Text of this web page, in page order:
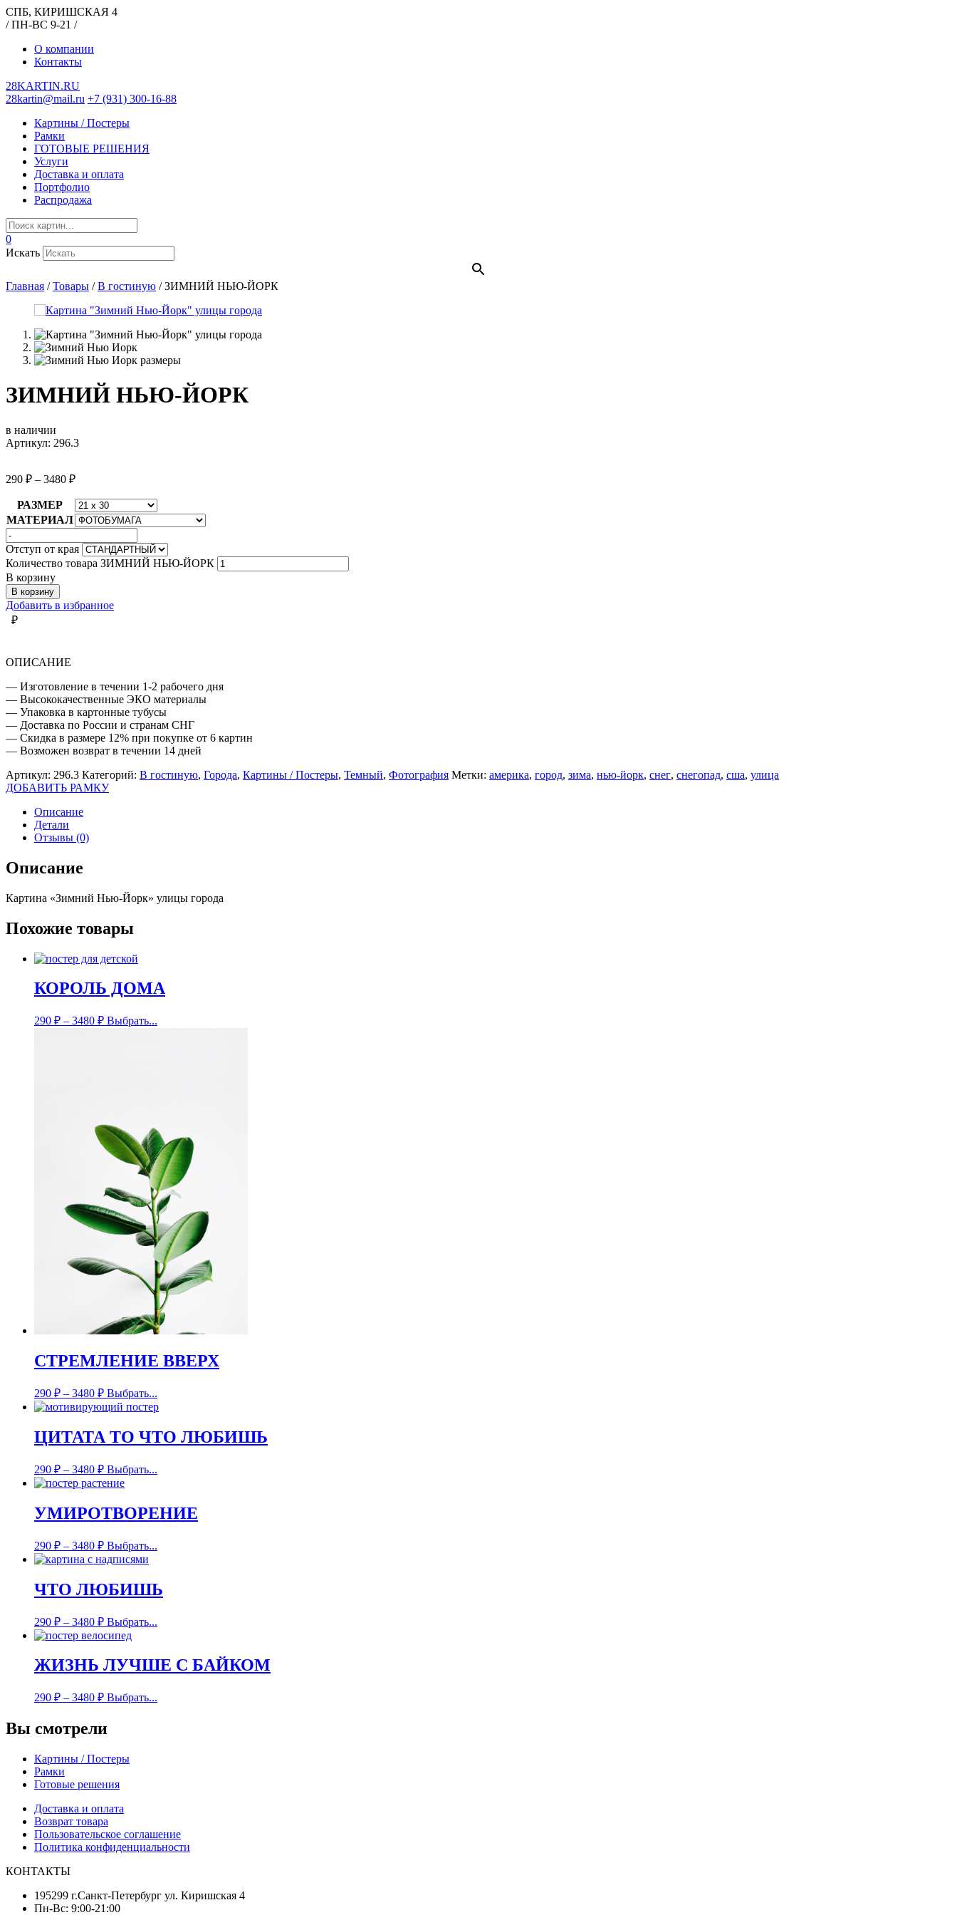
СПБ, КИРИШСКАЯ 4
/ ПН-ВС 9-21 /
О компании
Контакты
28KARTIN.RU
28kartin@mail.ru +7 (931) 300-16-88
Картины / Постеры
Рамки
ГОТОВЫЕ РЕШЕНИЯ
Услуги
Доставка и оплата
Портфолио
Распродажа
0
Искать
Главная /Товары /В гостиную /ЗИМНИЙ НЬЮ-ЙОРК
ЗИМНИЙ НЬЮ-ЙОРК
в наличии
Артикул: 296.3
290 ₽ – 3480 ₽
РАЗМЕР
МАТЕРИАЛ
Отступ от края
Количество товара ЗИМНИЙ НЬЮ-ЙОРК
В корзину
В корзину
Добавить в избранное
₽
ОПИСАНИЕ
— Изготовление в течении 1-2 рабочего дня
— Высококачественные ЭКО материалы
— Упаковка в картонные тубусы
— Доставка по России и странам СНГ
— Скидка в размере 12% при покупке от 6 картин
— Возможен возврат в течении 14 дней
Артикул: 296.3 Категорий: В гостиную, Города, Картины / Постеры, Темный, Фотография Метки: америка, город, зима, нью-йорк, снег, снегопад, сша, улица
ДОБАВИТЬ РАМКУ
Описание
Детали
Отзывы (0)
Описание
Картина «Зимний Нью-Йорк» улицы города
Похожие товары
КОРОЛЬ ДОМА
290 ₽ – 3480 ₽ Выбрать...
СТРЕМЛЕНИЕ ВВЕРХ
290 ₽ – 3480 ₽ Выбрать...
ЦИТАТА ТО ЧТО ЛЮБИШЬ
290 ₽ – 3480 ₽ Выбрать...
УМИРОТВОРЕНИЕ
290 ₽ – 3480 ₽ Выбрать...
ЧТО ЛЮБИШЬ
290 ₽ – 3480 ₽ Выбрать...
ЖИЗНЬ ЛУЧШЕ С БАЙКОМ
290 ₽ – 3480 ₽ Выбрать...
Вы смотрели
Картины / Постеры
Рамки
Готовые решения
Доставка и оплата
Возврат товара
Пользовательское соглашение
Политика конфиденциальности
КОНТАКТЫ
195299 г.Санкт-Петербург ул. Киришская 4
Пн-Вс: 9:00-21:00